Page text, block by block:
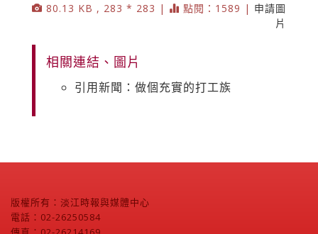
80.13 KB , 283 * 283 | 點閱：1589 | 申請圖
片
相關連結、圖片
引用新聞：做個充實的打工族
版權所有：淡江時報與媒體中心
電話：02-26250584